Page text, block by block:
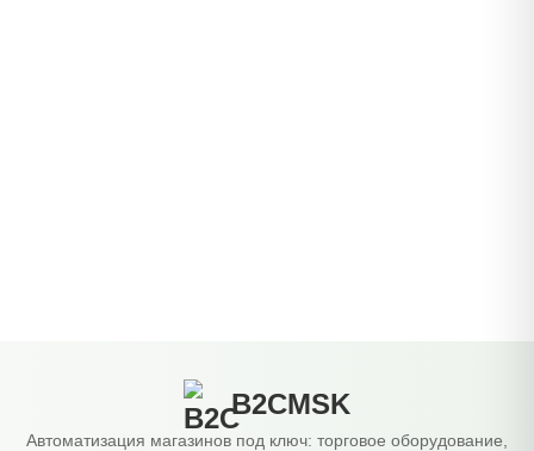
B2CMSK
Автоматизация магазинов под ключ: торговое оборудование,